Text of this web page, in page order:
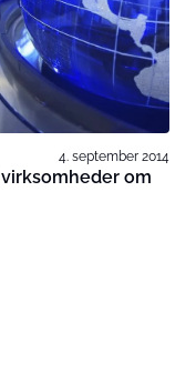
4. september 2014
om